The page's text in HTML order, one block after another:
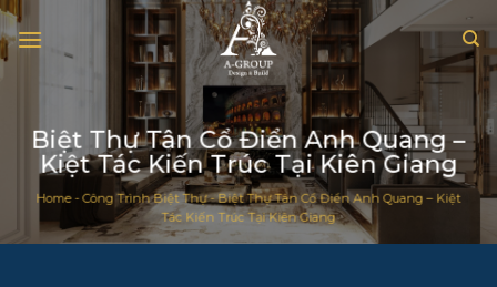
Chuyển
đến
nội
Biệt Thự Tân Cổ Điển Anh Quang –
Kiệt Tác Kiến Trúc Tại Kiên Giang
Home-Công Trình Biệt Thự-Biệt Thự Tân Cổ Điển Anh Quang – Kiệt
Tác Kiến Trúc Tại Kiên Giang